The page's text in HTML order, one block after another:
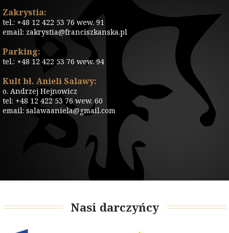
Zakrystia:
tel.: +48 12 422 53 76 wew. 91
email: zakrystia@franciszkanska.pl
Parking:
tel.: +48 12 422 53 76 wew. 94
Kult bł. Anieli Salawy:
o. Andrzej Hejnowicz
tel: +48 12 422 53 76 wew. 60
email: salawaaniela@gmail.com
Nasi darczyńcy